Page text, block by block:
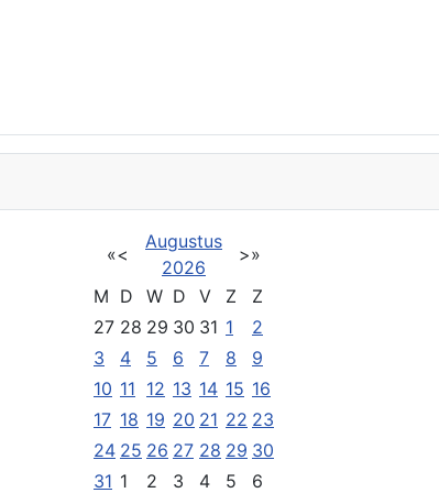
«<
Augustus
2026
>»
M D W D V Z
Z
27 28 29 30 31 1
2
3
4 5 6 7 8
9
10 11 12 13 14 15 16
17 18 19 20 21 22 23
24 25 26 27 28 29 30
31 1 2 3 4 5 6